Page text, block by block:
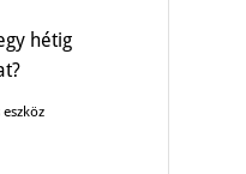
hétig